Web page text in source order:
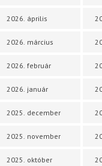
2026. április
2026. március
2026. február
2026. január
2025. december
2025. november
2025. október